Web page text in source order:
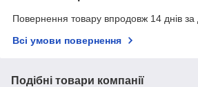
Повернення товару впродовж 14 днів за
Всі умови повернення
Подібні товари компанії